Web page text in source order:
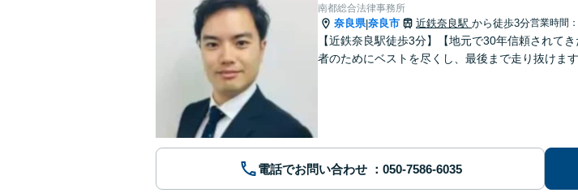
南都総合法律事務所
奈良県|奈良市 近鉄奈良駅 から徒歩3分営業時間
【近鉄奈良駅徒歩3分】【地元で30年信頼されて
者のためにベストを尽くし、最後まで走り抜けま
電話でお問い合わせ